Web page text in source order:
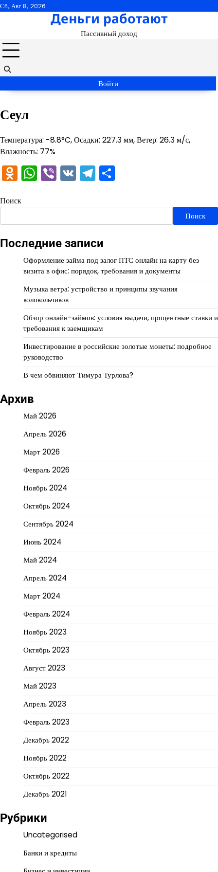
Перейти
Сб, Авг 8, 2026
Деньги работают
Пассивный доход
Войти
Сеул
Температура: -8.8°C, Осадки: 227.3 мм, Ветер: 26.3 м/с,
Влажность: 77%
Odnoklassniki
WhatsApp
Viber
VKTelegram
Поиск
Поиск
Последние записи
Оформление займа под залог ПТС онлайн на карту без
визита в офис: порядок, требования и документы
Музыка ветра: устройство и принципы звучания
колокольчиков
Обзор онлайн-займов: условия выдачи, процентные ставки и
требования к заемщикам
Инвестирование в российские золотые монеты: подробное
руководство
В чем обвиняют Тимура Турлова?
Архив
Май 2026
Апрель 2026
Март 2026
Февраль 2026
Ноябрь 2024
Октябрь 2024
Сентябрь 2024
Июнь 2024
Май 2024
Апрель 2024
Март 2024
Февраль 2024
Ноябрь 2023
Октябрь 2023
Август 2023
Май 2023
Апрель 2023
Февраль 2023
Декабрь 2022
Ноябрь 2022
Октябрь 2022
Декабрь 2021
Рубрики
Uncategorised
Банки и кредиты